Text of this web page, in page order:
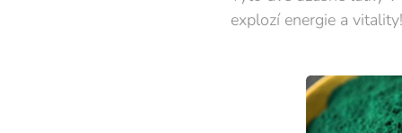
explozí energie a vitality!